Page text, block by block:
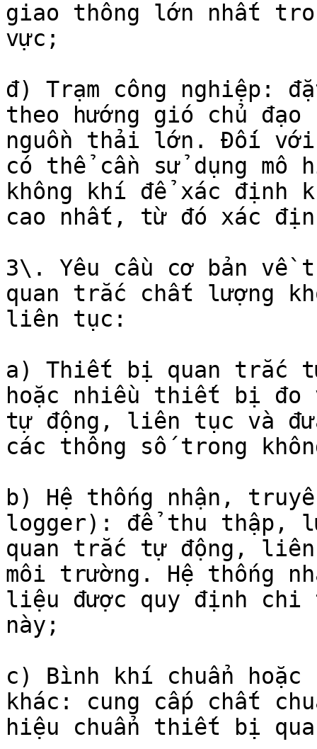
giao thông lớn nhất
vực;
đ) Trạm công nghiệp:
theo hướng gió chủ
nguồn thải lớn. Đối với
có thể cần sử dụng mô
không khí để xác định
cao nhất, từ đó xác
3\. Yêu cầu cơ bản
quan trắc chất lượng
liên tục:
a) Thiết bị quan trắc
hoặc nhiều thiết bị đo
tự động, liên tục và
các thông số trong
b) Hệ thống nhận,
logger): để thu thập,
quan trắc tự động, liên
môi trường. Hệ thống
liệu được quy định
này;
c) Bình khí chuẩn hoặc
khác: cung cấp chất
hiệu chuẩn thiết bị